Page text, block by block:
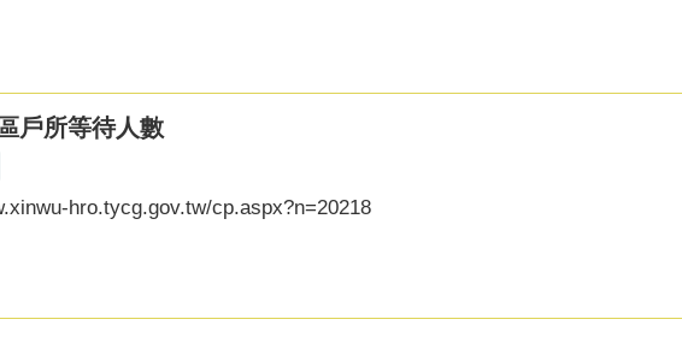
戶所等待人數
hro.tycg.gov.tw/cp.aspx?n=20218